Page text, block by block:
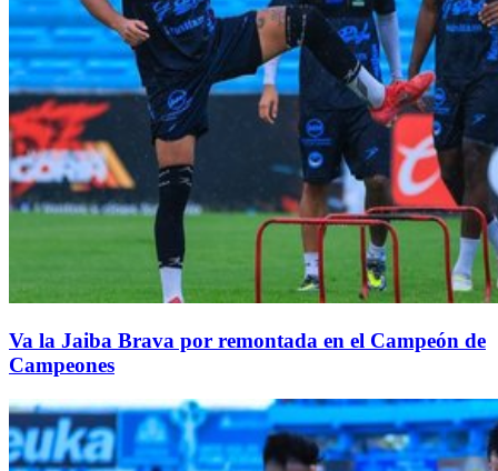
Va la Jaiba Brava por remontada en el Campeón de
Campeones